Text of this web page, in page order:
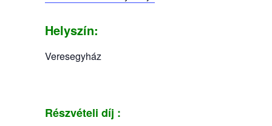
Helyszín:
Veresegyház
Részvételi díj :